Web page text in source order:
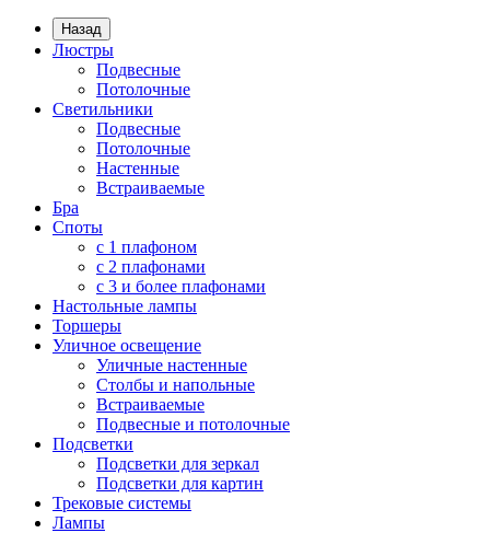
Назад
Люстры
Подвесные
Потолочные
Светильники
Подвесные
Потолочные
Настенные
Встраиваемые
Бра
Споты
с 1 плафоном
с 2 плафонами
с 3 и более плафонами
Настольные лампы
Торшеры
Уличное освещение
Уличные настенные
Столбы и напольные
Встраиваемые
Подвесные и потолочные
Подсветки
Подсветки для зеркал
Подсветки для картин
Трековые системы
Лампы